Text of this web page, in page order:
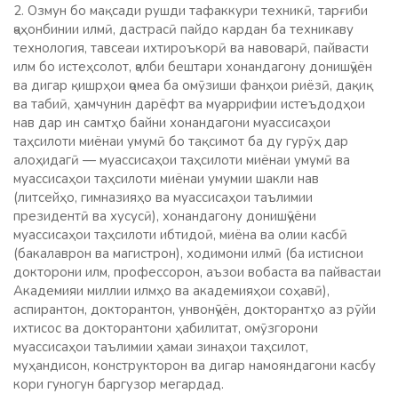
2. Озмун бо мақсади рушди тафаккури техникӣ, тарғиби
ҷаҳонбинии илмӣ, дастрасӣ пайдо кардан ба техникаву
технология, тавсеаи ихтироъкорӣ ва навоварӣ, пайвасти
илм бо истеҳсолот, ҷалби бештари хонандагону донишҷӯён
ва дигар қишрҳои ҷомеа ба омӯзиши фанҳои риёзӣ, дақиқ
ва табиӣ, ҳамчунин дарёфт ва муаррифии истеъдодҳои
нав дар ин самтҳо байни хонандагони муассисаҳои
таҳсилоти миёнаи умумӣ бо тақсимот ба ду гурӯҳ дар
алоҳидагӣ — муассисаҳои таҳсилоти миёнаи умумӣ ва
муассисаҳои таҳсилоти миёнаи умумии шакли нав
(литсейҳо, гимназияҳо ва муассисаҳои таълимии
президентӣ ва хусусӣ), хонандагону донишҷӯёни
муассисаҳои таҳсилоти ибтидоӣ, миёна ва олии касбӣ
(бакалаврон ва магистрон), ходимони илмӣ (ба истиснои
докторони илм, профессорон, аъзои вобаста ва пайвастаи
Академияи миллии илмҳо ва академияҳои соҳавӣ),
аспирантон, докторантон, унвонҷӯён, докторантҳо аз рӯйи
ихтисос ва докторантони ҳабилитат, омӯзгорони
муассисаҳои таълимии ҳамаи зинаҳои таҳсилот,
муҳандисон, конструкторон ва дигар намояндагони касбу
кори гуногун баргузор мегардад.